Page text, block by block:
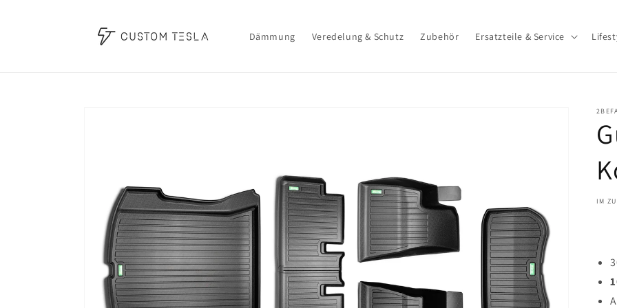
Dämmung Veredelung & Schutz Zubehör Ersatzteile & Service
Dargestellte
Medien
in
Galerieansicht
IM